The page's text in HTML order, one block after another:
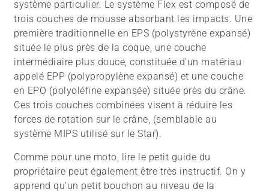
système particulier. Le système Flex est composé de
trois couches de mousse absorbant les impacts. Une
première traditionnelle en EPS (polystyrène expansé)
située le plus près de la coque, une couche
intermédiaire plus douce, constituée d’un matériau
appelé EPP (polypropylène expansé) et une couche
en EPO (polyoléfine expansée) située près du crâne.
Ces trois couches combinées visent à réduire les
forces de rotation sur le crâne, (semblable au
système MIPS utilisé sur le Star).
Comme pour une moto, lire le petit guide du
propriétaire peut également être très instructif. On y
apprend qu’un petit bouchon au niveau de la